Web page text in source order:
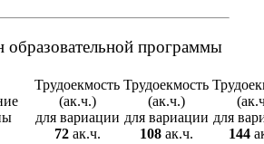
программы
Трудоекмость
(ак.ч.)
для вариации
72ак.ч.
Трудоекмость
(ак.ч.)
для вариации
108ак.ч.
для
144